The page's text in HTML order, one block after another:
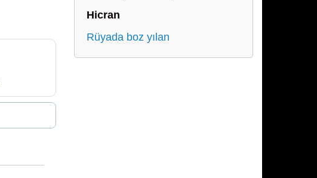
Hicran
Rüyada boz yılan